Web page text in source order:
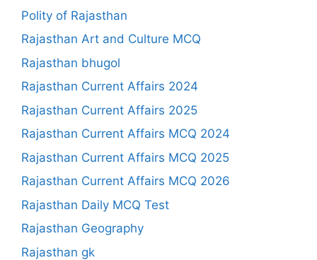
Polity of Rajasthan
Rajasthan Art and Culture MCQ
Rajasthan bhugol
Rajasthan Current Affairs 2024
Rajasthan Current Affairs 2025
Rajasthan Current Affairs MCQ 2024
Rajasthan Current Affairs MCQ 2025
Rajasthan Current Affairs MCQ 2026
Rajasthan Daily MCQ Test
Rajasthan Geography
Rajasthan gk